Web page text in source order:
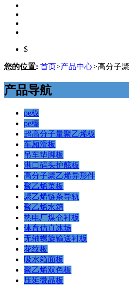
$
您的位置: 首页>产品中心>高分子
产品导航
pe板
pe棒
超高分子量聚乙烯板
车厢滑板
吊车垫脚板
港口码头护舷板
高分子聚乙烯异形件
聚乙烯菜板
聚乙烯链条导轨
聚乙烯水箱
热电厂煤仓衬板
体育仿真冰场
无轴螺旋输送衬板
花纹板
吸水箱面板
聚乙烯双色板
压延微晶板